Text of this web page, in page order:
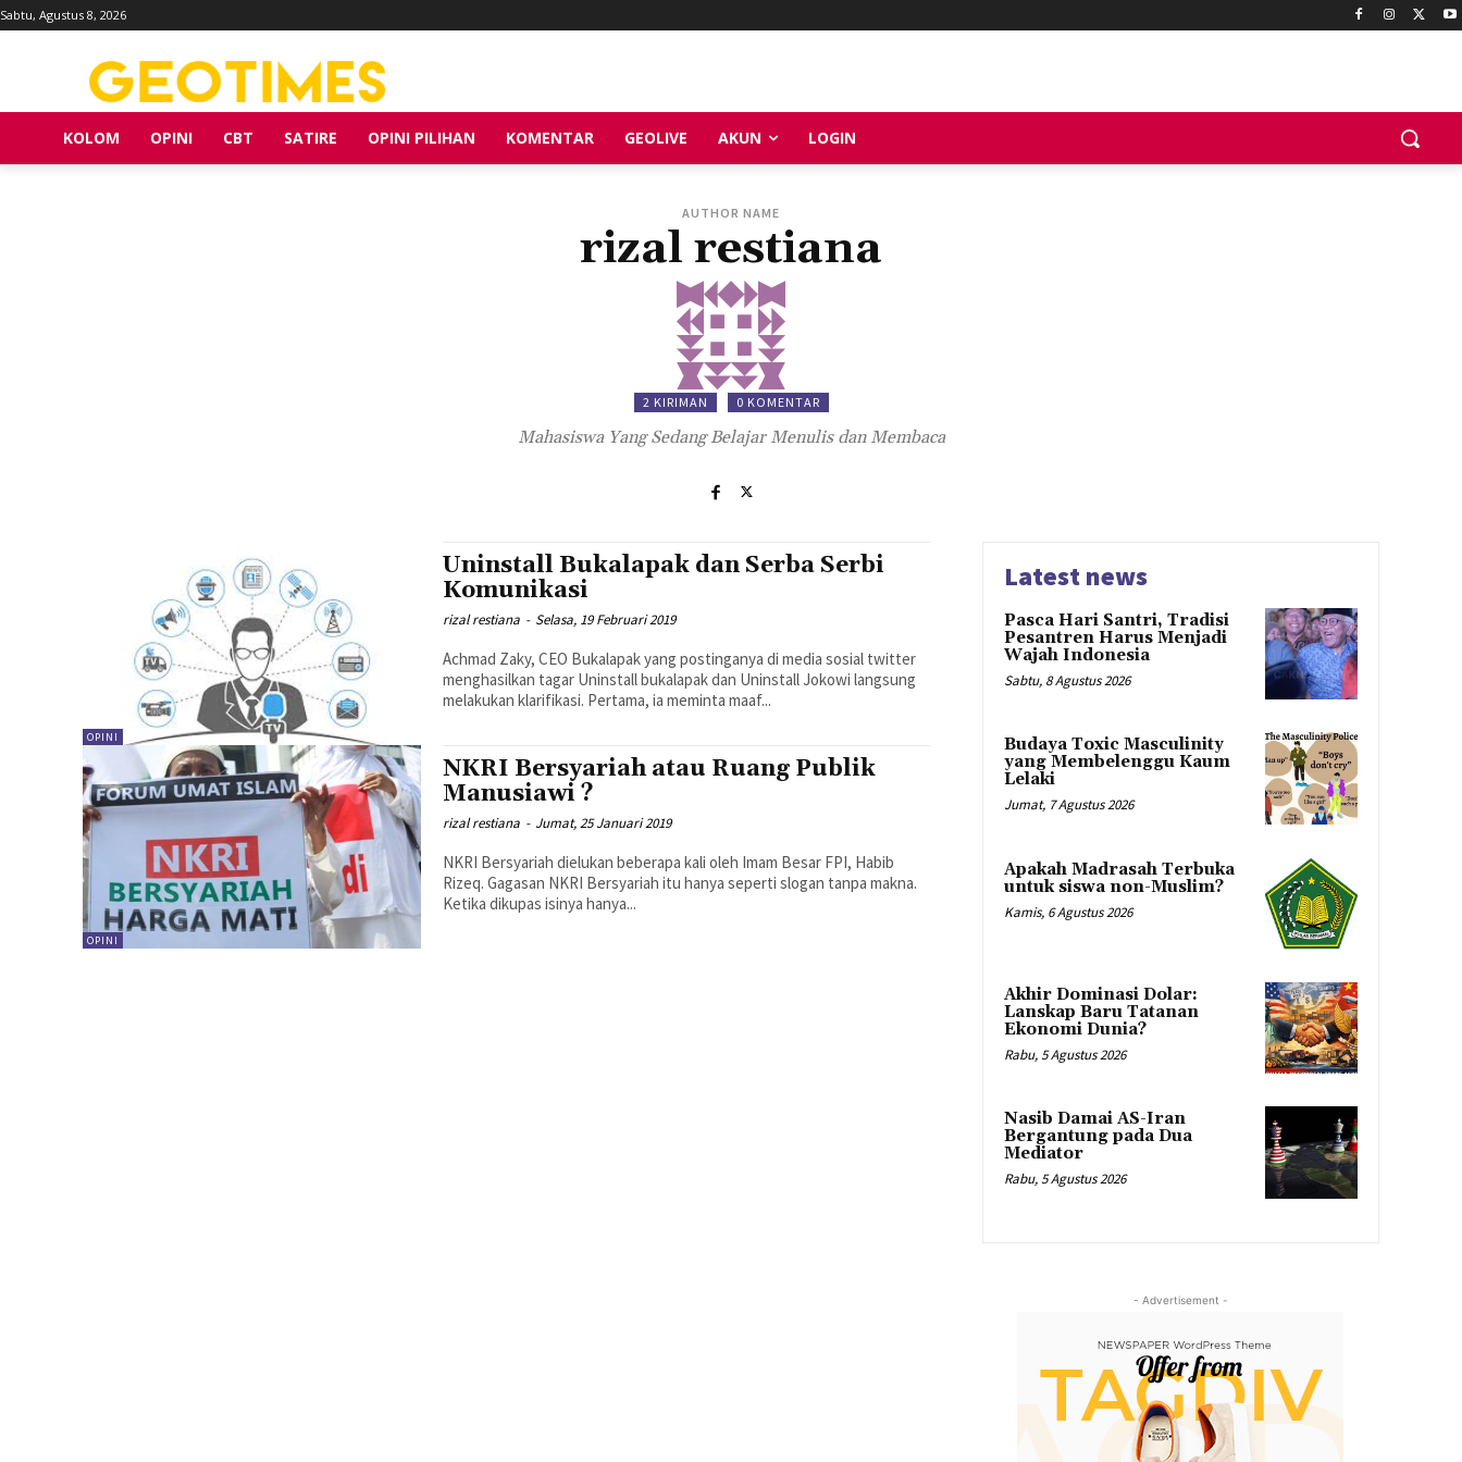
Sabtu, Agustus 8, 2026
KOLOM OPINI CBT SATIRE OPINI PILIHAN KOMENTAR GEOLIVE AKUN LOGIN
AUTHOR NAME
rizal restiana
2 KIRIMAN 0 KOMENTAR
Mahasiswa Yang Sedang Belajar Menulis dan Membaca
OPINI
Uninstall Bukalapak dan Serba Serbi
Komunikasi
rizal restiana - Selasa, 19 Februari 2019
Achmad Zaky, CEO Bukalapak yang postinganya di media sosial twitter
menghasilkan tagar Uninstall bukalapak dan Uninstall Jokowi langsung
melakukan klarifikasi. Pertama, ia meminta maaf...
OPINI
NKRI Bersyariah atau Ruang Publik
Manusiawi ?
rizal restiana - Jumat, 25 Januari 2019
NKRI Bersyariah dielukan beberapa kali oleh Imam Besar FPI, Habib
Rizeq. Gagasan NKRI Bersyariah itu hanya seperti slogan tanpa makna.
Ketika dikupas isinya hanya...
Latest news
Pasca Hari Santri, Tradisi
Pesantren Harus Menjadi
Wajah Indonesia
Sabtu, 8 Agustus 2026
Budaya Toxic Masculinity
yang Membelenggu Kaum
Lelaki
Jumat, 7 Agustus 2026
Apakah Madrasah Terbuka
untuk siswa non-Muslim?
Kamis, 6 Agustus 2026
Akhir Dominasi Dolar:
Lanskap Baru Tatanan
Ekonomi Dunia?
Rabu, 5 Agustus 2026
Nasib Damai AS-Iran
Bergantung pada Dua
Mediator
Rabu, 5 Agustus 2026
- Advertisement -